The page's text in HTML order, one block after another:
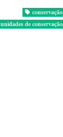
conservação
unidades de conservação